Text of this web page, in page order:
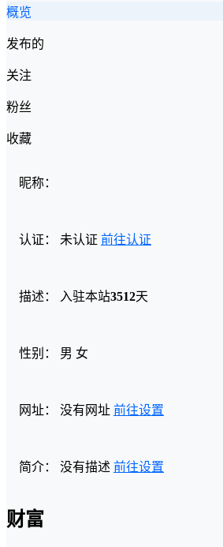
概览
发布的
关注
粉丝
收藏
昵称：
认证： 未认证 前往认证
描述： 入驻本站3512天
性别： 男 女
网址： 没有网址 前往设置
简介： 没有描述 前往设置
财富